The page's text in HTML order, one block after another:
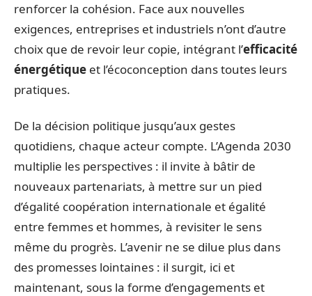
renforcer la cohésion. Face aux nouvelles
exigences, entreprises et industriels n’ont d’autre
choix que de revoir leur copie, intégrant l’efficacité
énergétique et l’écoconception dans toutes leurs
pratiques.
De la décision politique jusqu’aux gestes
quotidiens, chaque acteur compte. L’Agenda 2030
multiplie les perspectives : il invite à bâtir de
nouveaux partenariats, à mettre sur un pied
d’égalité coopération internationale et égalité
entre femmes et hommes, à revisiter le sens
même du progrès. L’avenir ne se dilue plus dans
des promesses lointaines : il surgit, ici et
maintenant, sous la forme d’engagements et